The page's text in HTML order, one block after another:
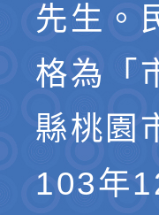
先生。
格為「
縣桃園
103年